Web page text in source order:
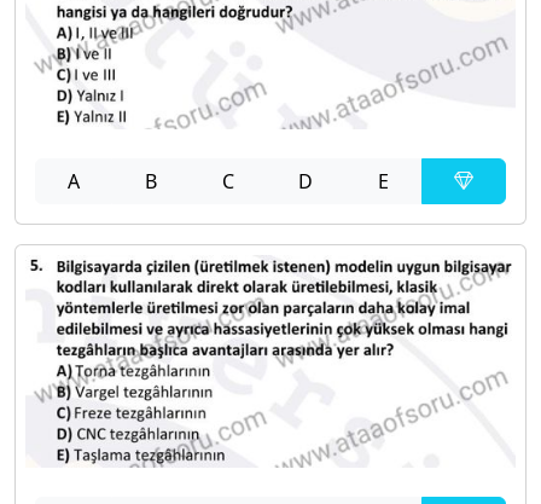
A B C D E